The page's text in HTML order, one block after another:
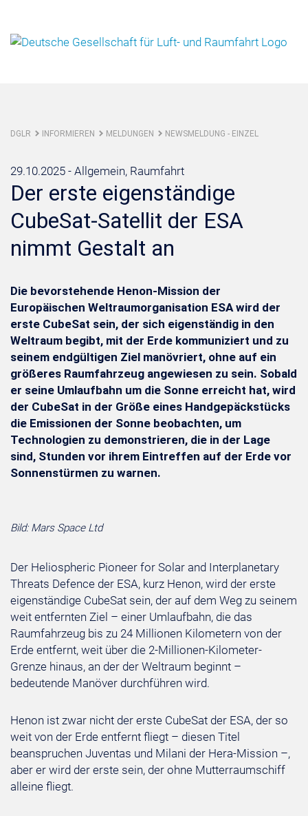
DGLR INFORMIEREN MELDUNGEN NEWSMELDUNG - EINZEL
29.10.2025 - Allgemein, Raumfahrt
Der erste eigenständige
CubeSat-Satellit der ESA
nimmt Gestalt an
Die bevorstehende Henon-Mission der
Europäischen Weltraumorganisation ESA wird der
erste CubeSat sein, der sich eigenständig in den
Weltraum begibt, mit der Erde kommuniziert und zu
seinem endgültigen Ziel manövriert, ohne auf ein
größeres Raumfahrzeug angewiesen zu sein. Sobald
er seine Umlaufbahn um die Sonne erreicht hat, wird
der CubeSat in der Größe eines Handgepäckstücks
die Emissionen der Sonne beobachten, um
Technologien zu demonstrieren, die in der Lage
sind, Stunden vor ihrem Eintreffen auf der Erde vor
Sonnenstürmen zu warnen.
Bild: Mars Space Ltd
Der Heliospheric Pioneer for Solar and Interplanetary
Threats Defence der ESA, kurz Henon, wird der erste
eigenständige CubeSat sein, der auf dem Weg zu seinem
weit entfernten Ziel – einer Umlaufbahn, die das
Raumfahrzeug bis zu 24 Millionen Kilometern von der
Erde entfernt, weit über die 2-Millionen-Kilometer-
Grenze hinaus, an der der Weltraum beginnt –
bedeutende Manöver durchführen wird.
Henon ist zwar nicht der erste CubeSat der ESA, der so
weit von der Erde entfernt fliegt – diesen Titel
beanspruchen Juventas und Milani der Hera-Mission –,
aber er wird der erste sein, der ohne Mutterraumschiff
alleine fliegt.